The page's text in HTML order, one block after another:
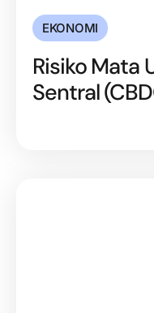
EKONOMI
Risiko Mata
Sentral